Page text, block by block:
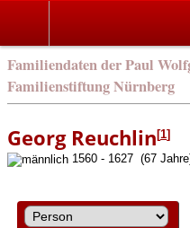
Familiendaten der Paul
Familienstiftung Nürnberg
Georg Reuchlin [1]
1560 - 1627 (67